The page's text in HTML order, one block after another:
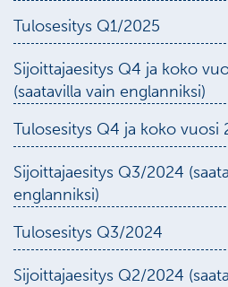
Tulosesitys Q1/2025
Sijoittajaesitys Q4 ja koko
(saatavilla vain englanniksi)
Tulosesitys Q4 ja koko vuosi
Sijoittajaesitys Q3/2024
englanniksi)
Tulosesitys Q3/2024
Sijoittajaesitys Q2/2024